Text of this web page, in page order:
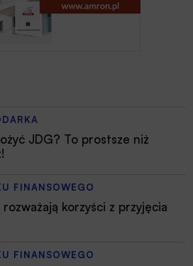
JDG? To prostsze niż
FINANSOWEGO
korzyści z przyjęcia
FINANSOWEGO